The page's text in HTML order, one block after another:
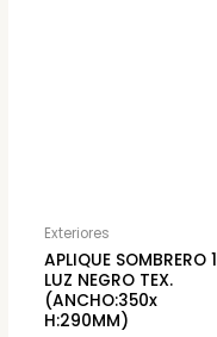
Exteriores
APLIQUE SOMBRERO 1
LUZ NEGRO TEX.
(ANCHO:350x
H:290MM)